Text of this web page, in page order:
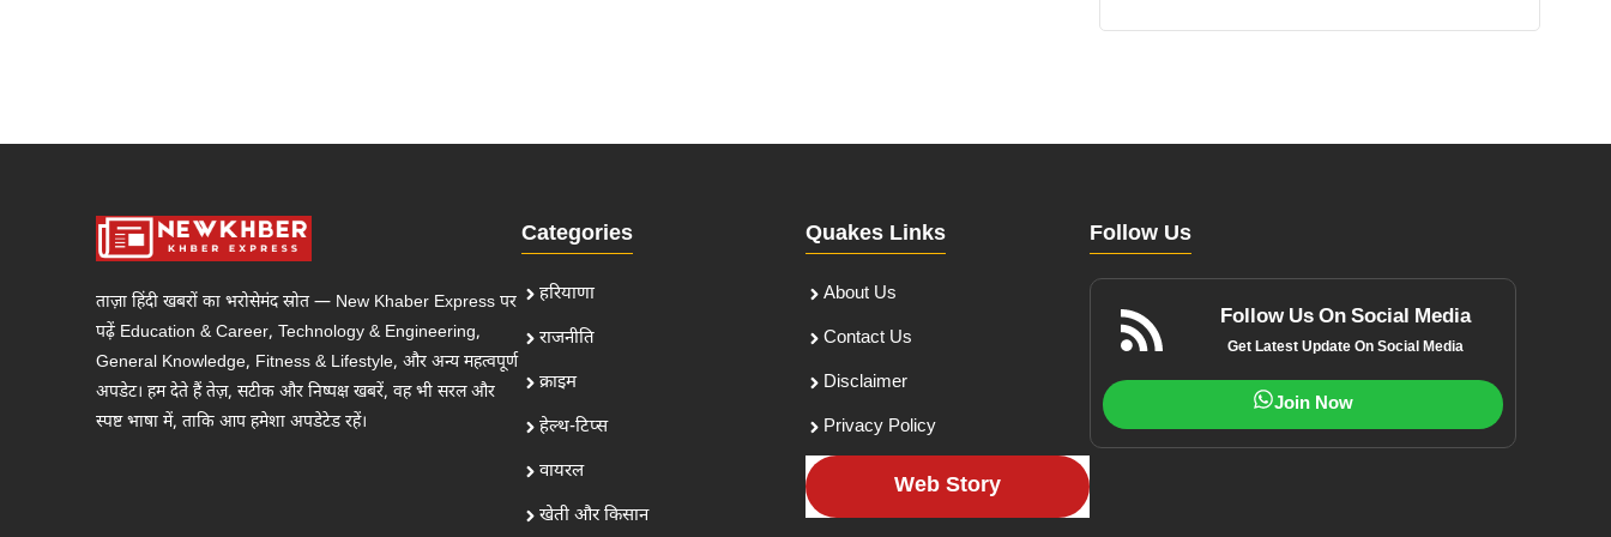
ताज़ा हिंदी खबरों का भरोसेमंद स्रोत — New Khaber Express पर
पढ़ें Education & Career, Technology & Engineering,
General Knowledge, Fitness & Lifestyle, और अन्य महत्वपूर्ण
अपडेट। हम देते हैं तेज़, सटीक और निष्पक्ष खबरें, वह भी सरल और
स्पष्ट भाषा में, ताकि आप हमेशा अपडेटेड रहें।
Categories
हरियाणा
राजनीति
क्राइम
हेल्थ-टिप्स
वायरल
खेती और किसान
Quakes Links
About Us
Contact Us
Disclaimer
Privacy Policy
Web Story
Follow Us
Follow Us On Social Media
Get Latest Update On Social Media
Join Now